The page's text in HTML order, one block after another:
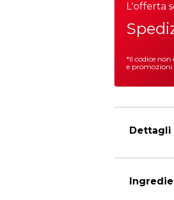
L'offerta
*Il codice
e promozioni.